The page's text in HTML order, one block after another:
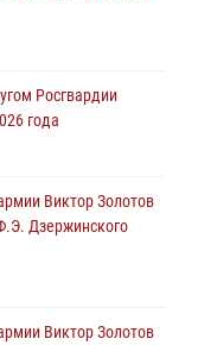
передали свежие
с Росгвардией
Росгвардии
года
Виктор Золотов
Дзержинского
Виктор Золотов